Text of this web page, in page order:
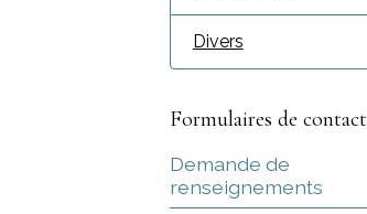
Divers
Formulaires de contact
Demande de
renseignements